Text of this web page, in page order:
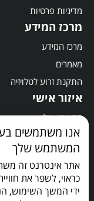
מדיניות פרטיות
מרכז המידע
מרכז המידע
מאמרים
התקנת זרוע לטלויזיה
איזור אישי
החשבון שלי
סל קניות
תשלום
הישארו מעודכנים
אנו משתמשים
המשתמש שלך
אתר אינטרנט זה
כראוי, לשפר את
ידי המשך השימוש,